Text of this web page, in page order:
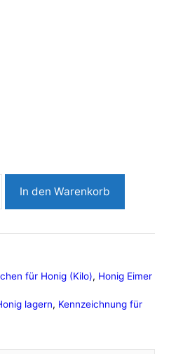
Honig-
25
Praktische
In den Warenkorb
für Honig (Kilo), Honig Eimer
lagern, Kennzeichnung für